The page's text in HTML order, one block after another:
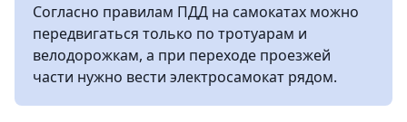
Согласно правилам ПДД на самокатах можно
передвигаться только по тротуарам и
велодорожкам, а при переходе проезжей
части нужно вести электросамокат рядом.